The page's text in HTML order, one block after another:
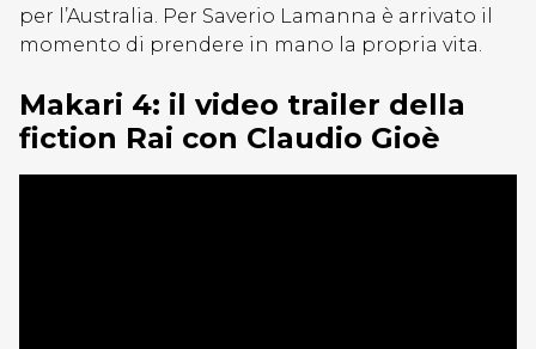
per l’Australia. Per Saverio Lamanna è arrivato il
momento di prendere in mano la propria vita.
Makari 4: il video trailer della
fiction Rai con Claudio Gioè